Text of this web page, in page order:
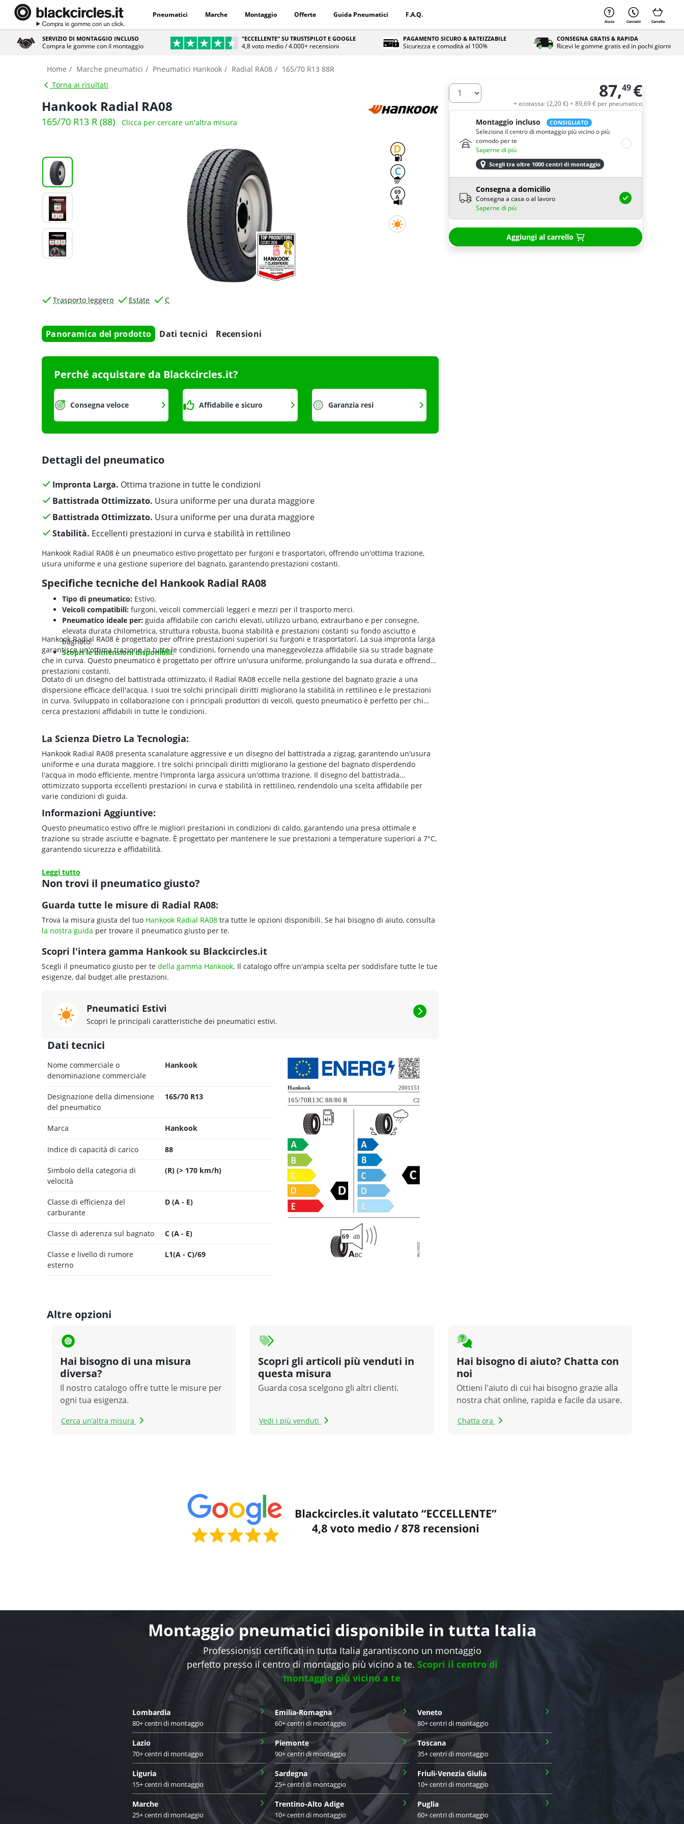
Pneumatici Marche Montaggio Offerte Guida Pneumatici F.A.Q.
Aiuto Contatti Carrello
SERVIZIO DI MONTAGGIO INCLUSO
Compra le gomme con il montaggio
"ECCELLENTE" SU TRUSTSPILOT E GOOGLE
4,8 voto medio / 4.000+ recensioni
PAGAMENTO SICURO & RATEIZZABILE
Sicurezza e comodità al 100%
CONSEGNA GRATIS & RAPIDA
Ricevi le gomme gratis ed in pochi giorni
Home Marche pneumatici Pneumatici Hankook Radial RA08
165/70 R13 88R
Torna ai risultati
Hankook Radial RA08
165/70 R13 R (88) Clicca per cercare un'altra misura
D
C
69
A
Trasporto leggero Estate C
Panoramica del prodotto Dati tecnici Recensioni
Perché acquistare da Blackcircles.it?
Consegna veloce Affidabile e sicuro Garanzia resi
Dettagli del pneumatico
Impronta Larga. Ottima trazione in tutte le condizioni
Battistrada Ottimizzato. Usura uniforme per una durata maggiore
Battistrada Ottimizzato. Usura uniforme per una durata maggiore
Stabilità. Eccellenti prestazioni in curva e stabilità in rettilineo
Hankook Radial RA08 è un pneumatico estivo progettato per furgoni e trasportatori, offrendo un'ottima trazione,
usura uniforme e una gestione superiore del bagnato, garantendo prestazioni costanti.
Specifiche tecniche del Hankook Radial RA08
Tipo di pneumatico: Estivo.
Veicoli compatibili: furgoni, veicoli commerciali leggeri e mezzi per il trasporto merci.
Pneumatico ideale per: guida affidabile con carichi elevati, utilizzo urbano, extraurbano e per consegne,
elevata durata chilometrica, struttura robusta, buona stabilità e prestazioni costanti su fondo asciutto e
bagnato.
Scopri le dimensioni disponibili.
Hankook Radial RA08 è progettato per offrire prestazioni superiori su furgoni e trasportatori. La sua impronta larga
garantisce un'ottima trazione in tutte le condizioni, fornendo una maneggevolezza affidabile sia su strade bagnate
che in curva. Questo pneumatico è progettato per offrire un'usura uniforme, prolungando la sua durata e offrendo
prestazioni costanti.
Dotato di un disegno del battistrada ottimizzato, il Radial RA08 eccelle nella gestione del bagnato grazie a una
dispersione efficace dell'acqua. I suoi tre solchi principali diritti migliorano la stabilità in rettilineo e le prestazioni
in curva. Sviluppato in collaborazione con i principali produttori di veicoli, questo pneumatico è perfetto per chi
cerca prestazioni affidabili in tutte le condizioni.
La Scienza Dietro La Tecnologia:
Hankook Radial RA08 presenta scanalature aggressive e un disegno del battistrada a zigzag, garantendo un'usura
uniforme e una durata maggiore. I tre solchi principali diritti migliorano la gestione del bagnato disperdendo
l'acqua in modo efficiente, mentre l'impronta larga assicura un'ottima trazione. Il disegno del battistrada
ottimizzato supporta eccellenti prestazioni in curva e stabilità in rettilineo, rendendolo una scelta affidabile per
varie condizioni di guida.
Informazioni Aggiuntive:
Questo pneumatico estivo offre le migliori prestazioni in condizioni di caldo, garantendo una presa ottimale e
trazione su strade asciutte e bagnate. È progettato per mantenere le sue prestazioni a temperature superiori a 7°C,
garantendo sicurezza e affidabilità.
Leggi tutto
Non trovi il pneumatico giusto?
Guarda tutte le misure di Radial RA08:
Trova la misura giusta del tuo Hankook Radial RA08 tra tutte le opzioni disponibili. Se hai bisogno di aiuto, consulta
la nostra guida per trovare il pneumatico giusto per te.
Scopri l'intera gamma Hankook su Blackcircles.it
Scegli il pneumatico giusto per te della gamma Hankook. Il catalogo offre un'ampia scelta per soddisfare tutte le tue
esigenze, dal budget alle prestazioni.
Pneumatici Estivi
Scopri le principali caratteristiche dei pneumatici estivi.
Dati tecnici
Nome commerciale o
denominazione commerciale
Hankook
Designazione della dimensione
del pneumatico
165/70 R13
Marca Hankook
Indice di capacità di carico 88
Simbolo della categoria di
velocità
(R) (> 170 km/h)
Classe di efficienza del
carburante
D (A - E)
Classe di aderenza sul bagnato C (A - E)
Classe e livello di rumore
esterno
L1(A - C)/69
Quantità 87,49 €
+ ecotassa: (2,20€) = 89,69€ per pneumatico
Montaggio incluso CONSIGLIATO
Seleziona il centro di montaggio più vicino o più
comodo per te
Saperne di più
Scegli tra oltre 1000 centri di montaggio
Consegna a domicilio
Consegna a casa o al lavoro
Saperne di più
Aggiungi al carrello
Altre opzioni
Hai bisogno di una misura
diversa?
Il nostro catalogo offre tutte le misure per
ogni tua esigenza.
Cerca un’altra misura
Scopri gli articoli più venduti in
questa misura
Guarda cosa scelgono gli altri clienti.
Vedi i più venduti
Hai bisogno di aiuto? Chatta con
noi
Ottieni l'aiuto di cui hai bisogno grazie alla
nostra chat online, rapida e facile da usare.
Chatta ora
Montaggio pneumatici disponibile in tutta Italia
Professionisti certificati in tutta Italia garantiscono un montaggio
perfetto presso il centro di montaggio più vicino a te. Scopri il centro di
montaggio più vicino a te
Lombardia
80+ centri di montaggio
› Emilia-Romagna
60+ centri di montaggio
› Veneto
80+ centri di montaggio
›
Lazio
70+ centri di montaggio
› Piemonte
90+ centri di montaggio
› Toscana
35+ centri di montaggio
›
Liguria
15+ centri di montaggio
› Sardegna
25+ centri di montaggio
› Friuli-Venezia Giulia
10+ centri di montaggio
›
Marche
25+ centri di montaggio
› Trentino-Alto Adige
10+ centri di montaggio
› Puglia
60+ centri di montaggio
›